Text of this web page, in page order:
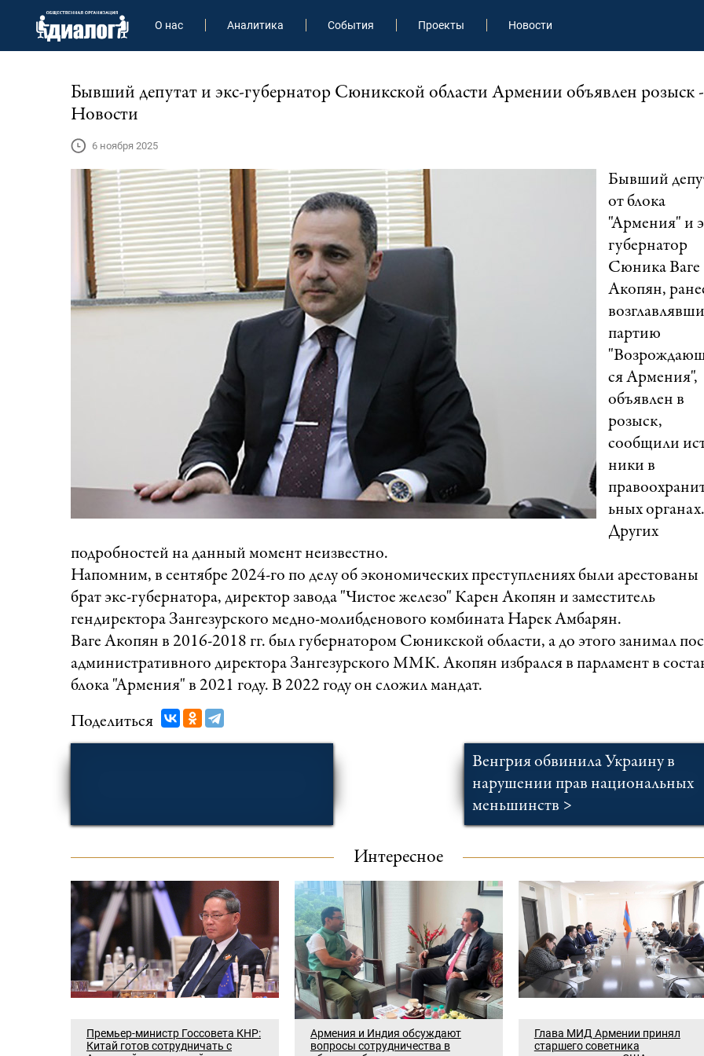
О нас Аналитика События Проекты Новости
Бывший депутат и экс-губернатор Сюникской области Армении объявлен розыск -
Новости
6 ноября 2025
Бывший
от блока
"Армения" и
губернатор
Сюника Ваге
Акопян,
партию
ся Армения",
объявлен в
розыск,
сообщили
ники в
ьных органах.
Других
подробностей на данный момент неизвестно.
Напомним, в сентябре 2024-го по делу об экономических преступлениях были арестованы
брат экс-губернатора, директор завода "Чистое железо" Карен Акопян и заместитель
гендиректора Зангезурского медно-молибденового комбината Нарек Амбарян.
Ваге Акопян в 2016-2018 гг. был губернатором Сюникской области, а до этого занимал
административного директора Зангезурского ММК. Акопян избрался в парламент в
блока "Армения" в 2021 году. В 2022 году он сложил мандат.
Поделиться
Венгрия обвинила Украину в
нарушении прав национальных
меньшинств >
Интересное
Премьер-министр Госсовета КНР:
Китай готов сотрудничать с
Армения и Индия обсуждают
вопросы сотрудничества в
Глава МИД Армении принял
старшего советника